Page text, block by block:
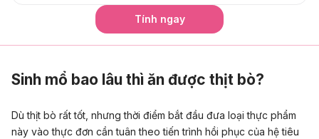
Tính ngay
Sinh mổ bao lâu thì ăn được thịt bò?
Dù thịt bò rất tốt, nhưng thời điểm bắt đầu đưa loại thực phẩm
này vào thực đơn cần tuân theo tiến trình hồi phục của hệ tiêu